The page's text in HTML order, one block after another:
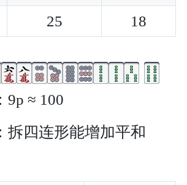
25 18
9p ≈ 100
拆四连形能增加平和